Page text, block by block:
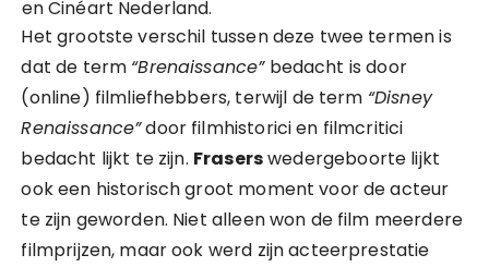
en Cinéart Nederland.
Het grootste verschil tussen deze twee termen is
dat de term “Brenaissance”bedacht is door
(online) filmliefhebbers, terwijl de term “Disney
Renaissance”door filmhistorici en filmcritici
bedacht lijkt te zijn. Fraserswedergeboorte lijkt
ook een historisch groot moment voor de acteur
te zijn geworden. Niet alleen won de film meerdere
filmprijzen, maar ook werd zijn acteerprestatie